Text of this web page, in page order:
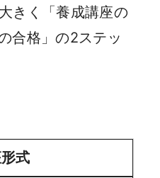
きく「養成講座の
合格」の2ステッ
式